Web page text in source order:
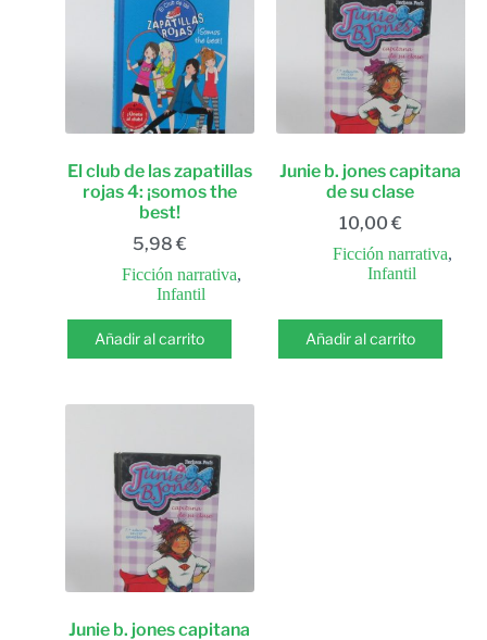
El club de las zapatillas
rojas 4: ¡somos the
best!
5,98 €
Ficción narrativa,
Infantil
Añadir al carrito
Junie b. jones capitana
de su clase
10,00 €
Ficción narrativa,
Infantil
Añadir al carrito
Junie b. jones capitana